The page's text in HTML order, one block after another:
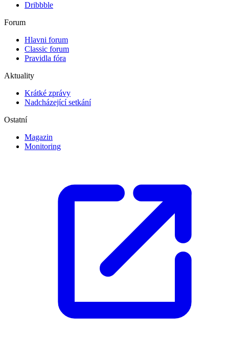
Dribbble
Forum
Hlavni forum
Classic forum
Pravidla fóra
Aktuality
Krátké zprávy
Nadcházející setkání
Ostatní
Magazin
Monitoring